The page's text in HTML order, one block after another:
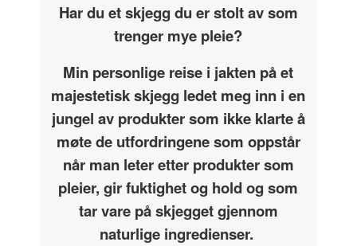
Har du et skjegg du er stolt av som
trenger mye pleie?
Min personlige reise i jakten på et
majestetisk skjegg ledet meg inn i en
jungel av produkter som ikke klarte å
møte de utfordringene som oppstår
når man leter etter produkter som
pleier, gir fuktighet og hold og som
tar vare på skjegget gjennom
naturlige ingredienser.